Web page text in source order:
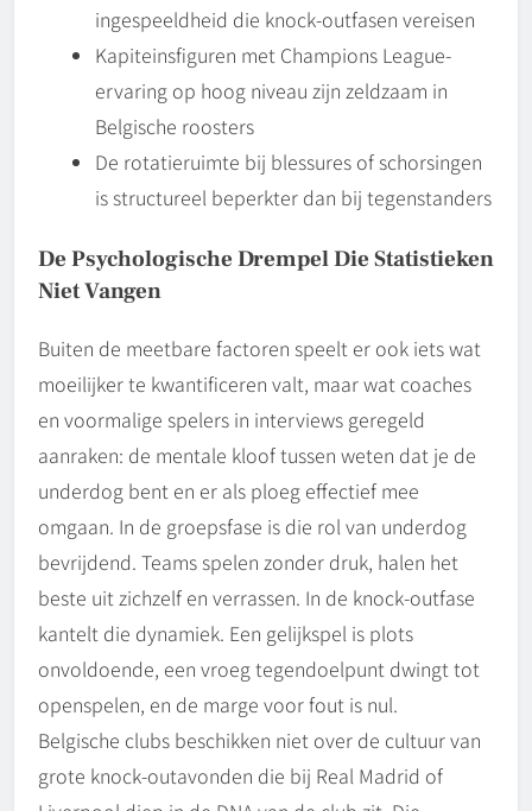
ingespeeldheid die knock-outfasen vereisen
Kapiteinsfiguren met Champions League-
ervaring op hoog niveau zijn zeldzaam in
Belgische roosters
De rotatieruimte bij blessures of schorsingen
is structureel beperkter dan bij tegenstanders
De Psychologische Drempel Die Statistieken
Niet Vangen
Buiten de meetbare factoren speelt er ook iets wat
moeilijker te kwantificeren valt, maar wat coaches
en voormalige spelers in interviews geregeld
aanraken: de mentale kloof tussen weten dat je de
underdog bent en er als ploeg effectief mee
omgaan. In de groepsfase is die rol van underdog
bevrijdend. Teams spelen zonder druk, halen het
beste uit zichzelf en verrassen. In de knock-outfase
kantelt die dynamiek. Een gelijkspel is plots
onvoldoende, een vroeg tegendoelpunt dwingt tot
openspelen, en de marge voor fout is nul.
Belgische clubs beschikken niet over de cultuur van
grote knock-outavonden die bij Real Madrid of